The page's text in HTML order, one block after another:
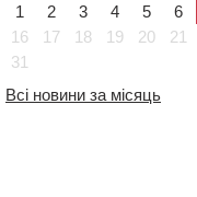
1
2 3 4 5 6
16
17 18 19 20 21
31
Всі новини за місяць